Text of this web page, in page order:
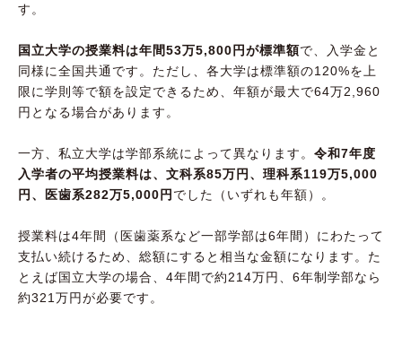
す。
国立大学の授業料は年間53万5,800円が標準額で、入学金と
同様に全国共通です。ただし、各大学は標準額の120%を上
限に学則等で額を設定できるため、年額が最大で64万2,960
円となる場合があります。
一方、私立大学は学部系統によって異なります。 令和7年度
入学者の平均授業料は、文科系85万円、理科系119万5,000
円、医歯系282万5,000円 でした（いずれも年額）。
授業料は4年間（医歯薬系など一部学部は6年間）にわたって
支払い続けるため、総額にすると相当な金額になります。た
とえば国立大学の場合、4年間で約214万円、6年制学部なら
約321万円が必要です。